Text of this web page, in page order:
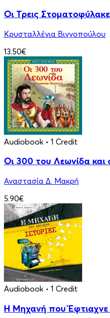
Οι Τρεις
Κρυσταλλένια Βιγγοπούλου
13.50€
Audiobook • 1 Credit
Οι 300 του Λεωνίδα και
Αναστασία Δ. Μακρή
5.90€
Audiobook • 1 Credit
Η Μηχανή που Έφτιαχνε